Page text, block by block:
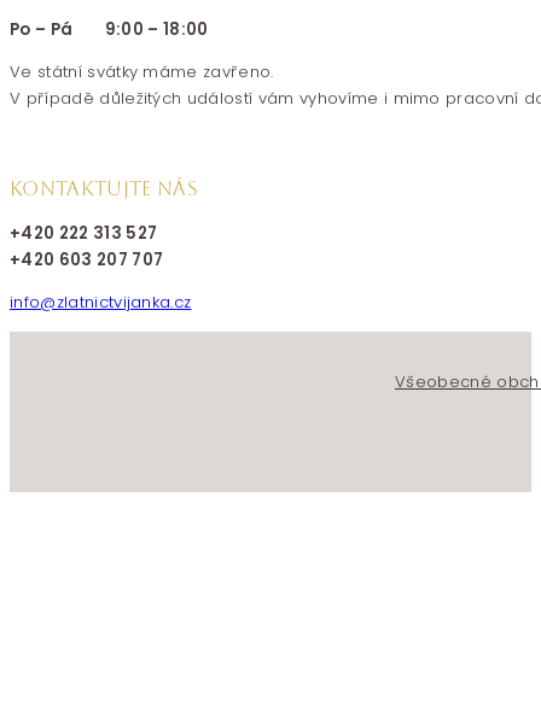
Po – Pá 9:00 – 18:00
Ve státní svátky máme zavřeno.
V případě důležitých událostí vám vyhovíme i mimo pracovní
KONTAKTUJTE NÁS
+420 222 313 527
+420 603 207 707
info@zlatnictvijanka.cz
Všeobecné